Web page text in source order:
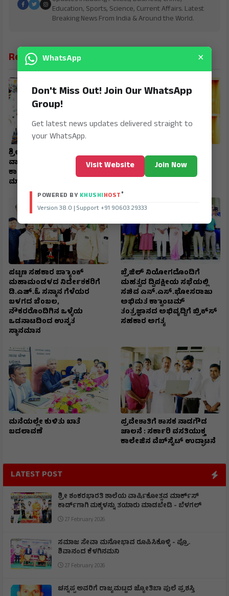
Education, Sports, Science, Current Affairs. Latest
Breaking News From India & Around the World.
Related News
ಶ್ರೀ ಶಂಕರಭಾರತಿ ಶಾಲೆಯ
ವಾರ್ಷಿಕೋತ್ಸವ ಮಾರ್ಕ್‌ಸ್‌
ಕಾರ್ಡ್‌ಗಾಗಿ ಮಕ್ಕಳನ್ನು ತಯಾರು
ಮಾಡಬೇಡಿ - ಬೆಳಗಲ್
ಹುಲಿಕೇರಿ ಒತ್ತುವರಿಯಾಗಿದ್ದರೆ
ಕ್ರಮ ಕೈಗೊಳ್ಳಲಿ - ಹಿಟ್ನಾಳ
ಪಟ್ಟಣ ಸಹಕಾರ ಬ್ಯಾಾಂಕ್
ಮಹಾಮಂಡಳದ ನಿರ್ದೇಶಕರಿಗೆ
ಡಿ.ಎಚ್.ಓ ಸನ್ಮಾನ ಗೆಳೆಯರ
ಬಳಗದ ಬೆಂಬಲ,
ನೌಕರರೊಂದಿಗಿನ ಒಳ್ಳೆಯ
ಒಡನಾಟದಿಂದ ಉನ್ನತ
ಸ್ಥಾನಮಾನ
ಬ್ರೆಜಿಲ್ ನಿಯೋಗದೊಂದಿಗೆ
ಮಹತ್ವದ ದ್ವಿಪಕ್ಷೀಯ ಸಭೆಯಲ್ಲಿ
ಸಚಿವ ಎನ್.ಎಸ್.ಭೋಸರಾಜು
ಅಭಿಮತ ಕ್ವಾಾಂಟಮ್
ತಂತ್ರಜ್ಞಾನದ ಅಭಿವೃದ್ದಿಗೆ ಬ್ರಿಕ್‌ಸ್‌
ಸಹಕಾರ ಅಗತ್ಯ
ಮನೆಯಲ್ಲೇ ಕುಳಿತು ಖಾತೆ
ಬದಲಾವಣೆ
ಪ್ರವೇಶಾತಿಗೆ ಶಾಸಕ ನಾಡಗೌಡ
ಚಾಲನೆ : ಸರ್ಕಾರಿ ವಸತಿಯುಕ್ತ
ಕಾಲೇಜಿನ ವೆಬ್‌ಸೈಟ್ ಉದ್ಘಾಟನೆ
LATEST POST
ಶ್ರೀ ಶಂಕರಭಾರತಿ ಶಾಲೆಯ ವಾರ್ಷಿಕೋತ್ಸವ ಮಾರ್ಕ್‌ಸ್‌
ಕಾರ್ಡ್‌ಗಾಗಿ ಮಕ್ಕಳನ್ನು ತಯಾರು ಮಾಡಬೇಡಿ - ಬೆಳಗಲ್
27 February 2026
ಸಮಾಜ ಸೇವಾ ಮನೋಭಾವ ರೂಪಿಸಿಕೊಳ್ಳಿ - ಪ್ರೊ.
ಶಿವಾನಂದ ಕೆಳಗಿನಮನಿ
27 February 2026
ಚನ್ನಪ್ಪ ಅವರಿಗೆ ರಾಜ್ಯಮಟ್ಟದ ಜ್ಯೋತಿಬಾ ಪುಲೆ ಪ್ರಶಸ್ತಿ
WhatsApp ×
Don't Miss Out! Join Our WhatsApp
Group!
Get latest news updates delivered straight to
your WhatsApp.
Visit Website Join Now
POWERED BY KHUSHIHOST®
Version 38.0 | Support +91 90603 29333